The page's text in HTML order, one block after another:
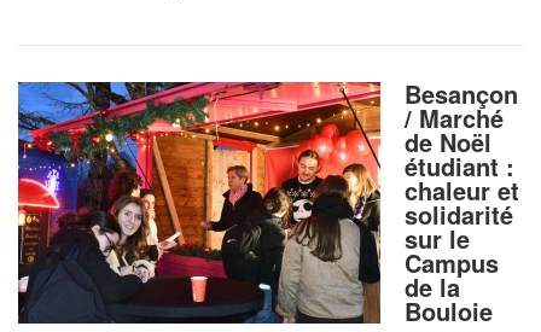
Besançon
/ Marché
de Noël
étudiant :
chaleur et
solidarité
sur le
Campus
de la
Bouloie